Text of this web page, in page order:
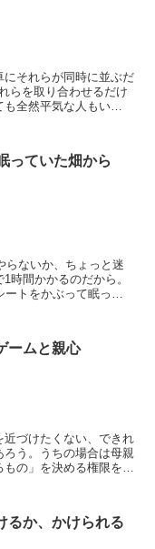
それらが同時に並ぶだ
らを取り合わせるだけ
も全然平気な人もい
っていた畑から
らないか、ちょっと迷
時間かかるのだから。
トをかぶって眠って
ームと親心
近づけたくない、できれ
う。うちの場合は母親
の」を決める権限を握
るか、かけられる